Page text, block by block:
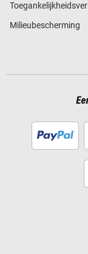
Milieubescherming